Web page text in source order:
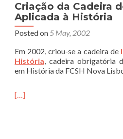
Criação da Cadeira
Aplicada à História
Posted on 5 May, 2002
Em 2002, criou-se a cadeira de
História, cadeira obrigatória
em História da FCSH Nova
[…]